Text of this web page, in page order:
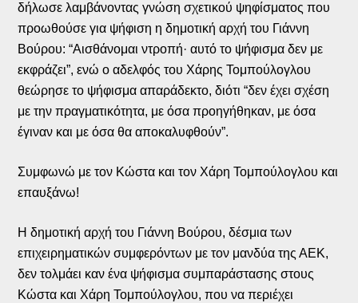
δήλωσε λαμβάνοντας γνώση σχετικού ψηφίσματος που
προωθούσε για ψήφιση η δημοτική αρχή του Γιάννη
Βούρου: “Αισθάνομαι ντροπή· αυτό το ψήφισμα δεν με
εκφράζει”, ενώ ο αδελφός του Χάρης Τομπούλογλου
θεώρησε το ψήφισμα απαράδεκτο, διότι “δεν έχει σχέση
με την πραγματικότητα, με όσα προηγήθηκαν, με όσα
έγιναν και με όσα θα αποκαλυφθούν”.
Συμφωνώ με τον Κώστα και τον Χάρη Τομπούλογλου και
επαυξάνω!
Η δημοτική αρχή του Γιάννη Βούρου, δέσμια των
επιχειρηματικών συμφερόντων με τον μανδύα της ΑΕΚ,
δεν τολμάει καν ένα ψήφισμα συμπαράστασης στους
Κώστα και Χάρη Τομπούλογλου, που να περιέχει